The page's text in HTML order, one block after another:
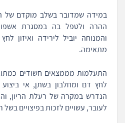
במידה שמדובר בשלב מוקדם של
ההרה ולטפל בה במסגרת
והמנוחה יוביל לירידה ואיזון
מתאימה.
התעלמות מממצאים חשודים
לחץ דם ומחלבון בשתן, אי
הנדרש במקרה של רעלת הריון,
לעובר, עשויים לזכות בפיצויים